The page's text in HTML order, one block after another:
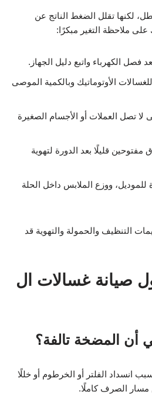
لكنها تقلل الضغط الناتج عن
ملاحظة التغير مبكرًا:
فصل الكهرباء واتبع دليل الجهاز.
الأوتوماتيك وبالكمية الموصى
تصل العملات أو الأجسام الصغيرة
قليلًا بعد الدورة لتهوية
للموديل، ووزع الملابس داخل الحلة
التنظيف والحمولة والتهوية قد
صيانة غسالات ال
أن المضخة تالفة؟
انسداد الفلتر أو الخرطوم أو خللًا
مسار الصرف كاملًا.